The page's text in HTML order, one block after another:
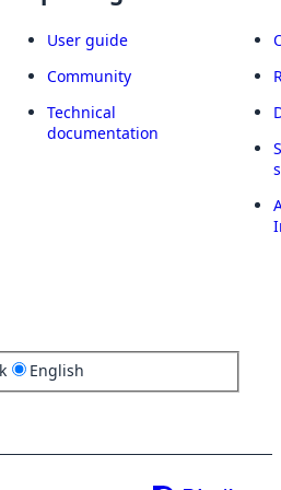
User guide
Community
Technical
documentation
English